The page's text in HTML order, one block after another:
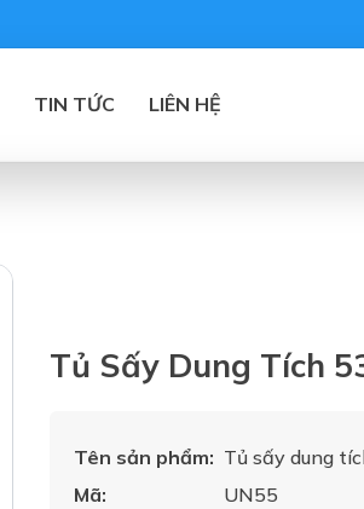
TIN TỨC LIÊN HỆ
Tủ Sấy Dung Tích
Tên sản phẩm: Tủ sấy dung
Mã:
UN55